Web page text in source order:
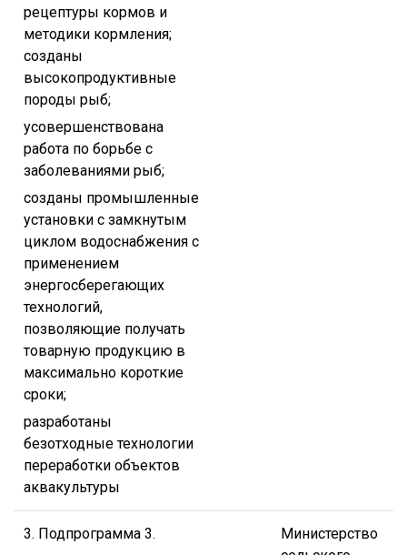
рецептуры кормов и
методики кормления;
созданы
высокопродуктивные
породы рыб;
усовершенствована
работа по борьбе с
заболеваниями рыб;
созданы промышленные
установки с замкнутым
циклом водоснабжения с
применением
энергосберегающих
технологий,
позволяющие получать
товарную продукцию в
максимально короткие
сроки;
разработаны
безотходные технологии
переработки объектов
аквакультуры
3. Подпрограмма 3.
Министерство